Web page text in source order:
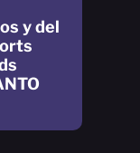
y del